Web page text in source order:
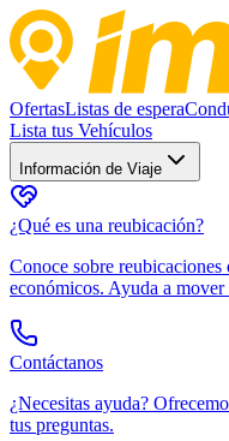
OfertasListas de espera
Lista tus Vehículos
Información de Viaje
¿Qué es una reubicación?
Conoce sobre
económicos. Ayuda a
Contáctanos
¿Necesitas ayuda?
tus preguntas.